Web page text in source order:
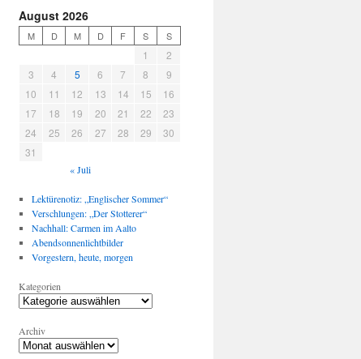
August 2026
M D M D F S S
1
2
3
4 5 6 7 8
9
10
11 12 13 14 15
16
17
18 19 20 21 22
23
24
25 26 27 28 29
30
31
« Juli
Lektürenotiz: „Englischer Sommer“
Verschlungen: „Der Stotterer“
Nachhall: Carmen im Aalto
Abendsonnenlichtbilder
Vorgestern, heute, morgen
Kategorien
Archiv